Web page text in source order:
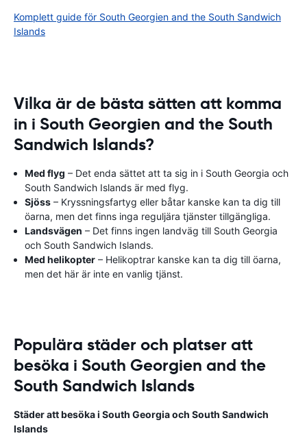
Komplett guide för South Georgien and the South Sandwich
Islands
Vilka är de bästa sätten att komma
in i South Georgien and the South
Sandwich Islands?
Med flyg – Det enda sättet att ta sig in i South Georgia och
South Sandwich Islands är med flyg.
Sjöss – Kryssningsfartyg eller båtar kanske kan ta dig till
öarna, men det finns inga reguljära tjänster tillgängliga.
Landsvägen – Det finns ingen landväg till South Georgia
och South Sandwich Islands.
Med helikopter – Helikoptrar kanske kan ta dig till öarna,
men det här är inte en vanlig tjänst.
Populära städer och platser att
besöka i South Georgien and the
South Sandwich Islands
Städer att besöka i South Georgia och South Sandwich
Islands